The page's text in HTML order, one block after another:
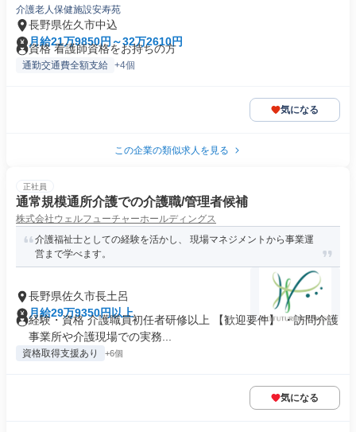
介護老人保健施設安寿苑
長野県佐久市中込
月給21万9850円～32万2610円
資格 看護師資格をお持ちの方
通勤交通費全額支給 +4個
気になる
この企業の類似求人を見る
正社員
通常規模通所介護での介護職/管理者候補
株式会社ウェルフューチャーホールディングス
介護福祉士としての経験を活かし、 現場マネジメントから事業運
営まで学べます。
長野県佐久市長土呂
月給29万9350円以上
経験・資格 介護職員初任者研修以上 【歓迎要件】 ・訪問介護
事業所や介護現場での実務...
資格取得支援あり +6個
気になる